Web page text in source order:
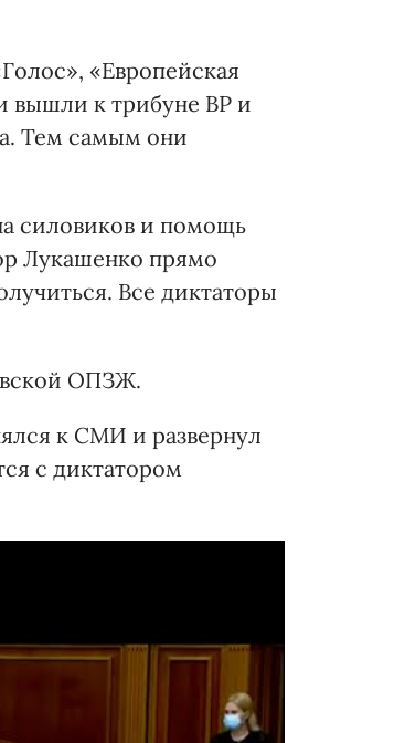
«Европейская
вышли к трибуне ВР и
Тем самым они
силовиков и помощь
Лукашенко прямо
Все диктаторы
ОПЗЖ.
к СМИ и развернул
с диктатором